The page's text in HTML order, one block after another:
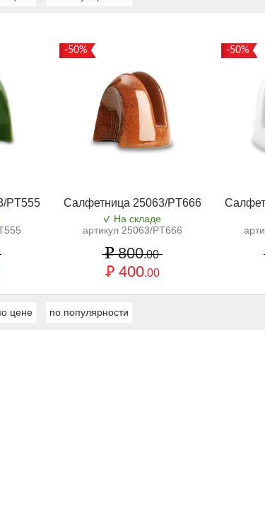
PT555
-50%
Салфетница 25063/PT666
На складе
артикул 25063/PT666
800.00
400.00
-50%
цене по популярности